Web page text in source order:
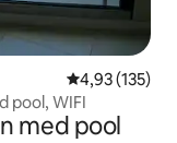
4,93 av 5 i
4,93 (135)
pool, WIFI
med pool